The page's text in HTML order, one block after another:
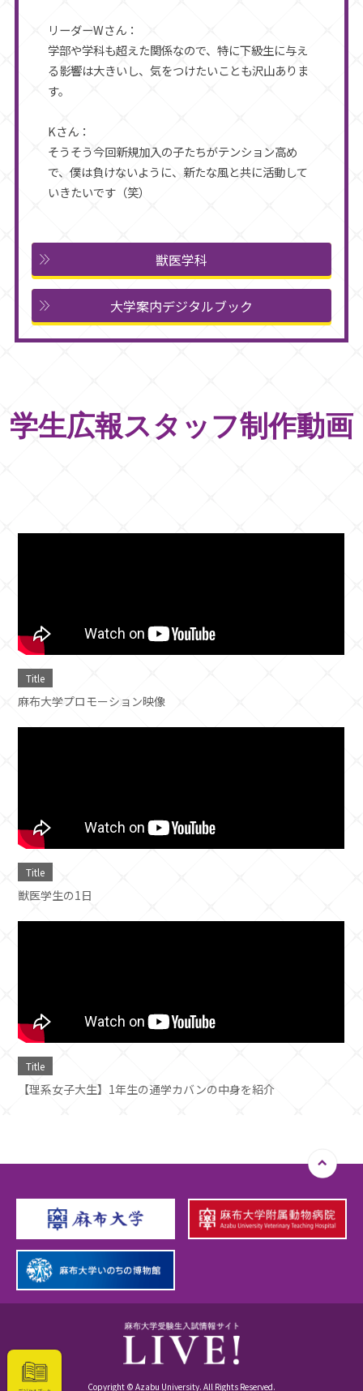
リーダーWさん：
学部や学科も超えた関係なので、特に下級生に与え
る影響は大きいし、気をつけたいことも沢山ありま
す。
Kさん：
そうそう今回新規加入の子たちがテンション高め
で、僕は負けないように、新たな風と共に活動して
いきたいです（笑）
獣医学科
大学案内デジタルブック
学生広報スタッフ制作動画
Title
麻布大学プロモーション映像
Title
獣医学生の1日
Title
【理系女子大生】1年生の通学カバンの中身を紹介
Copyright © Azabu University. All Rights Reserved.